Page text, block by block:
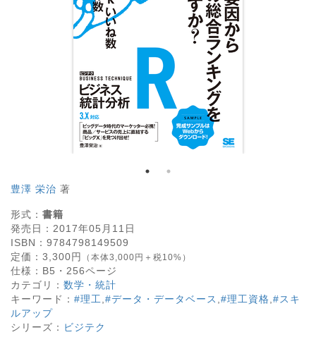
豊澤 栄治 著
形式： 書籍
発売日： 2017年05月11日
ISBN： 9784798149509
定価： 3,300円 （本体3,000円＋税10%）
仕様： B5・ 256ページ
カテゴリ： 数学・統計
キーワード： #理工 #データ・データベース #理工資格 #スキ
ルアップ
シリーズ： ビジテク